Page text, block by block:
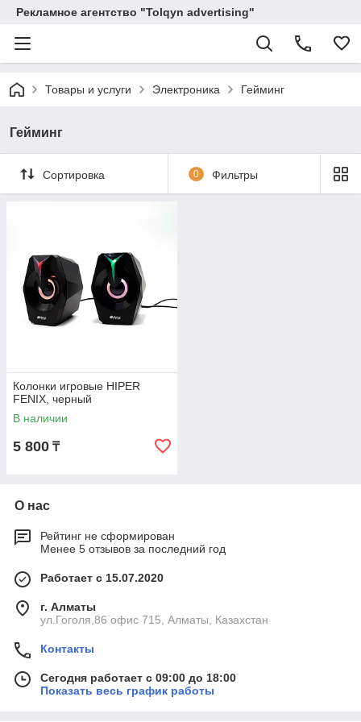
Рекламное агентство "Tolqyn advertising"
Товары и услуги Электроника Гейминг
Гейминг
Сортировка 0 Фильтры
Колонки игровые HIPER
FENIX, черный
В наличии
5 800 ₸
О нас
Рейтинг не сформирован
Менее 5 отзывов за последний год
Работает с 15.07.2020
г. Алматы
ул.Гоголя,86 офис 715, Алматы, Казахстан
Контакты
Сегодня работает с 09:00 до 18:00
Показать весь график работы